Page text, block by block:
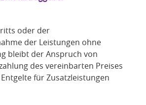
oder der
der Leistungen ohne
bleibt der Anspruch von
des vereinbarten Preises
für Zusatzleistungen